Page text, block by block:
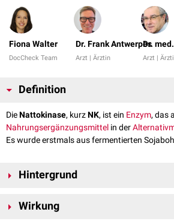
Fiona Walter
DocCheck Team
Dr. Frank Antwerpes
Arzt | Ärztin
Dr.
Arzt |
Definition
DieNattokinase, kurzNK, ist ein Enzym, das
Nahrungsergänzungsmittel in der
Es wurde erstmals aus fermentierten
Hintergrund
Forscher Hiroyuki Sumi beschrieben. Der
Wirkung